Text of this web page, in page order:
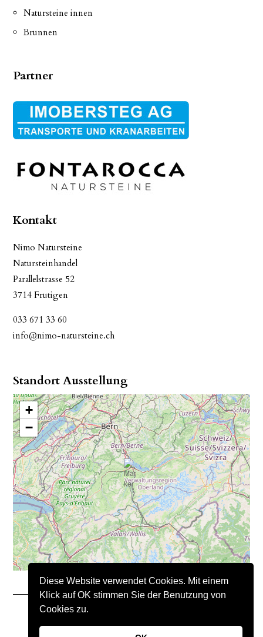
Diese Website verwendet Cookies. Mit einem
Klick auf OK stimmen Sie der Benutzung von
Cookies zu.
Natursteine innen
Brunnen
Partner
Kontakt
Nimo Natursteine
Natursteinhandel
Parallelstrasse 52
3714 Frutigen
033 671 33 60
info@nimo-natursteine.ch
Standort Ausstellung
+
−